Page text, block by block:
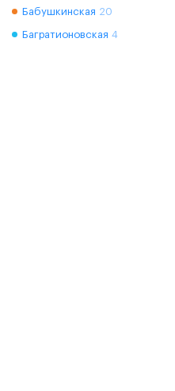
Бабушкинская 20
Багратионовская 4